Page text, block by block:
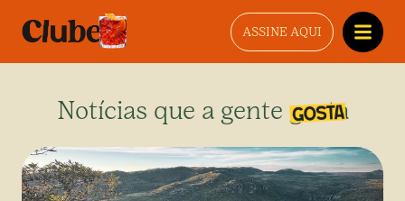
ASSINE AQUI
Notícias que a gente gosta